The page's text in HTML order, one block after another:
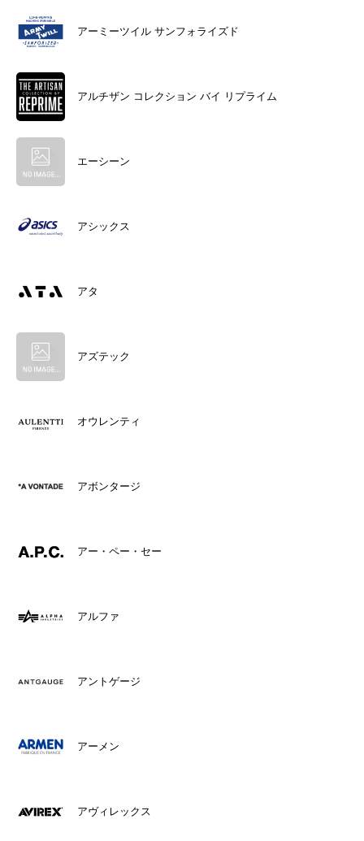
アーミーツイル サンフォライズド
アルチザン コレクション バイ リプライム
エーシーン
アシックス
アタ
アズテック
オウレンティ
アボンタージ
アー・ペー・セー
アルファ
アントゲージ
アーメン
アヴィレックス